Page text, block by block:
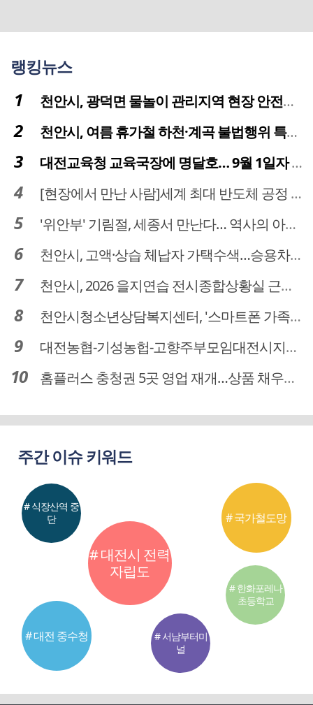
랭킹뉴스
천안시, 광덕면 물놀이 관리지역 현장 안전점검 실시
천안시, 여름 휴가철 하천·계곡 불법행위 특별단속
대전교육청 교육국장에 명달호… 9월 1일자 181명 인사
[현장에서 만난 사람]세계 최대 반도체 공정 장비 제조 기업 ASML 한종호 매니저
'위안부' 기림절, 세종서 만난다… 역사의 아픔 치유, '평화의 장'
천안시, 고액·상습 체납자 가택수색…승용차 압류·공매 착수
천안시, 2026 을지연습 전시종합상황실 근무자 사전교육
천안시청소년상담복지센터, '스마트폰 가족치유캠프' 운영
대전농협-기성농헙-고향주부모임대전시지회, 이심점심 중식지원 봉사활동
홈플러스 충청권 5곳 영업 재개…상품 채우기 ‘속도전’
주간 이슈 키워드
# 대전시 전력
자립도
# 대전 중수청
# 국가철도망
# 식장산역 중
단
# 서남부터미
널
# 한화포레나
초등학교